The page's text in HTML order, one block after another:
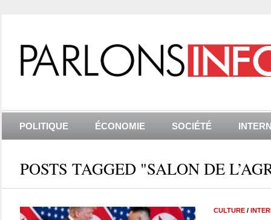
POLITIQUE ÉCONOMIE SOCIÉTÉ
POSTS TAGGED "SALON DE
CULTURE/